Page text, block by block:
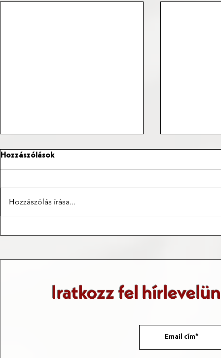
Hozzászólások
Hozzászólás írása...
Iratkozz fel